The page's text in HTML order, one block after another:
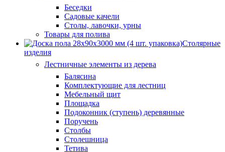
Беседки
Садовые качели
Столы, лавочки, урны
Товары для полива
Столярные
изделия
Лестничные элементы из дерева
Балясина
Комплектующие для лестниц
Мебельный щит
Площадка
Подоконник (ступень) деревянные
Поручень
Столбы
Столешница
Тетива